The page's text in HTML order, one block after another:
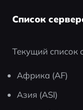
Список
Текущий список
Африка (AF)
Азия (ASI)